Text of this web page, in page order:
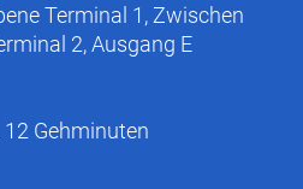
Terminal 1, Zwischen
2, Ausgang E
12 Gehminuten